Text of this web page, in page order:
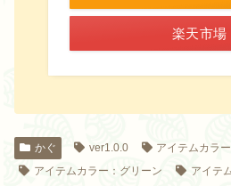
楽天市場
かぐ ver1.0.0
アイテムカラ
アイテムカラー：グリーン
アイテ